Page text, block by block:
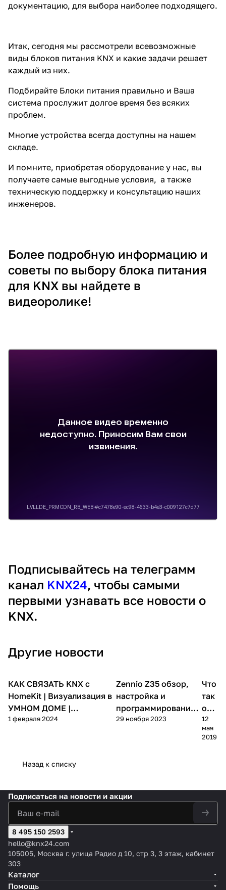
документацию, для выбора наиболее подходящего.
Итак, сегодня мы рассмотрели всевозможные
виды блоков питания KNX и какие задачи решает
каждый из них.
Подбирайте Блоки питания правильно и Ваша
система прослужит долгое время без всяких
проблем.
Многие устройства всегда доступны на нашем
складе.
И помните, приобретая оборудование у нас, вы
получаете самые выгодные условия, а также
техническую поддержку и консультацию наших
инженеров.
Более подробную информацию и
советы по выбору блока питания
для KNX вы найдете в
видеоролике!
Подписывайтесь на телеграмм
канал KNX24, чтобы самыми
первыми узнавать все новости о
KNX.
Другие новости
Видеообзоры
КАК СВЯЗАТЬ KNX c
HomeKit | Визуализация в
УМНОМ ДОМЕ |
Оборудование KNX
1 февраля 2024
Видеообзоры
Zennio Z35 обзор,
настройка и
программирование
панели для умного
29 ноября 2023
Что
так
ое
KN
X
12
мая
2019
Назад к списку
Подписаться на новости и акции
8 495 150 2593
hello@knx24.com
105005, Москва г. улица Радио д 10, стр 3, 3 этаж, кабинет
303
Каталог
Помощь